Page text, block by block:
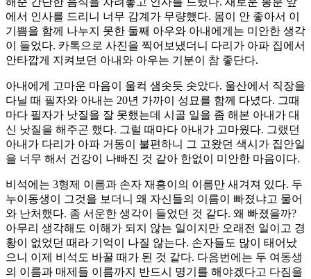
에서 인사를 드리니 너무 감계가 무량했다. 몸이 안 좋아서 이
기쁨을 함께 나누지 못한 둘째 아우와 아내에게는 미안한 생각
이 들었다. 카톡으로 사진을 찍어보냈더니 다리가 아파 집에서
안타깝게 지켜보던 아내와 아우는 기분이 참 좋단다.
아내에게 고마운 마음이 울컥 샘솟듯 솟았다. 울산에서 직장을
다닐 때 필자와 아내는 20년 가까이 성묘를 함께 다녔다. 그때
마다 필자가 낫질을 잘 못했는데 시골 일을 좀 해본 아내가 대
신 낫질을 해주곤 했다. 그럴 때마다 아내가 고마웠다. 그랬던
아내가 다리가 아파 거동이 불편하니 그 고왔던 색시가 집안일
을 너무 해서 건강이 나빠진 것 같아 한없이 미안한 마음이다.
비석에는 3형제 이름과 손자 재흥이의 이름만 새겨져 있다. 두
누이동생이 그것을 보더니 왜 자신들의 이름이 빠졌냐고 물어
와 난처했다. 좀 서운한 생각이 들었던 것 같다. 왜 빠졌을까?
아무리 생각해도 이해가 되지 않는 일이지만 오래전 일이고 경
황이 없었던 때라 기억이 나질 않는다. 손자들도 많이 태어났
으니 이제 비석도 바꿀 때가 된 것 같다. 다음번에는 두 여동생
의 이름과 매제들 이름까지 반드시 명기를 해야겠다고 다짐을